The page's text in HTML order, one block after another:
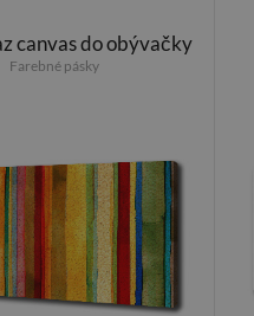
canvas do obývačky
Farebné pásky